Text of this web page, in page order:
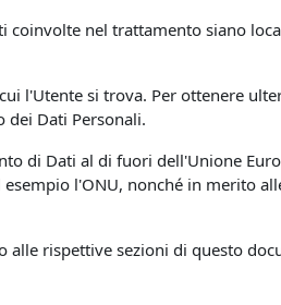
nel trattamento siano
l'Utente si trova. Per ottenere
Dati Personali.
di Dati al di fuori dell'Unione
l'ONU, nonché in merito
rispettive sezioni di questo